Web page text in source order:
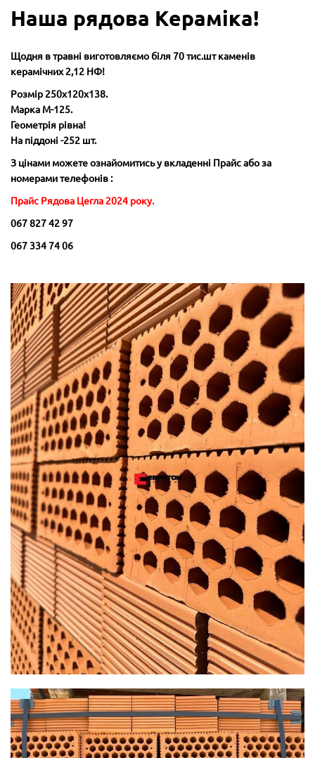
Наша рядова Кераміка!
Щодня в травні виготовляємо біля 70 тис.шт каменів
керамічних 2,12 НФ!
Розмір 250х120х138.
Марка М-125.
Геометрія рівна!
На піддоні -252 шт.
З цінами можете ознайомитись у вкладенні Прайс або за
номерами телефонів :
Прайс Рядова Цегла 2024 року.
067 827 42 97
067 334 74 06